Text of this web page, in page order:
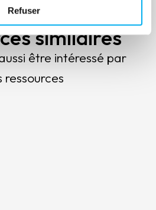
Refuser
également
similaires
être intéressé par
ressources